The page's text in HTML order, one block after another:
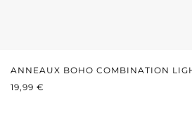
ANNEAUX BOHO COMBINATION
PRIX RÉGULIER :
19,99 €